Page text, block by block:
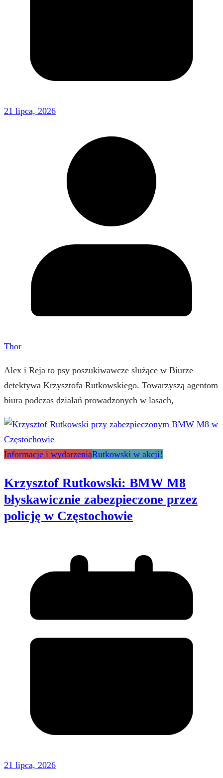
21 lipca, 2026
Thor
Alex i Reja to psy poszukiwawcze służące w Biurze
detektywa Krzysztofa Rutkowskiego. Towarzyszą agentom
biura podczas działań prowadzonych w lasach,
Informacje i wydarzeniaRutkowski w akcji!
Krzysztof Rutkowski: BMW M8
błyskawicznie zabezpieczone przez
policję w Częstochowie
21 lipca, 2026